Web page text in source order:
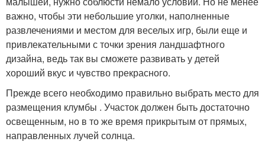
важно, чтобы эти небольшие уголки, наполненные
развлечениями и местом для веселых игр, были еще и
привлекательными с точки зрения ландшафтного
дизайна, ведь так вы сможете развивать у детей
хороший вкус и чувство прекрасного.
Прежде всего необходимо правильно выбрать место для
размещения клумбы . Участок должен быть достаточно
освещенным, но в то же время прикрытым от прямых,
направленных лучей солнца.